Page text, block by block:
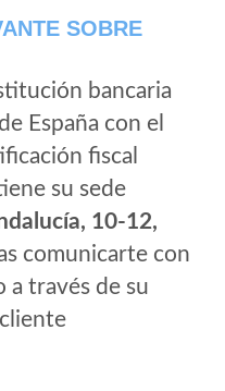
SOBRE
bancaria
España con el
fiscal
su sede
10-12,
comunicarte con
a través de su